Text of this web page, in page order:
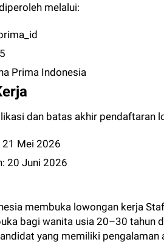
melalui:
Prima Indonesia
dan batas akhir pendaftaran
21 Mei 2026
20 Juni 2026
membuka lowongan kerja
bagi wanita usia 20–30 tahun
yang memiliki pengalaman